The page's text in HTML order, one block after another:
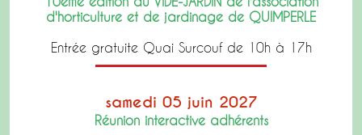
d'horticulture et de jardinage de QUIMPERLE
Entrée gratuite Quai Surcouf de 10h à 17h
samedi 05 juin 2027
Réunion interactive adhérents